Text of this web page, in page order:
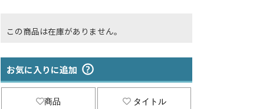
この商品は在庫がありません。
お気に入りに追加
商品 タイトル